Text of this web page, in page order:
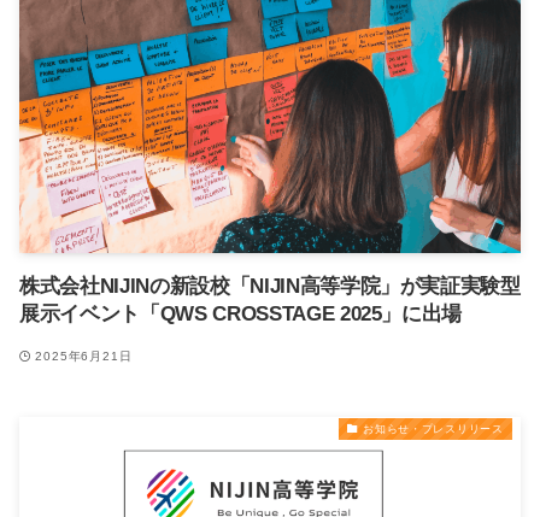
株式会社NIJINの新設校「NIJIN高等学院」が実証実験型
展示イベント「QWS CROSSTAGE 2025」に出場
2025年6月21日
お知らせ・プレスリリース